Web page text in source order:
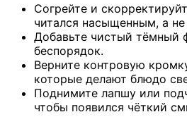
Согрейте и
читался насыщенным, а
Добавьте чистый тёмный
беспорядок.
Верните контровую
которые делают блюдо
Поднимите лапшу или
чтобы появился чёткий